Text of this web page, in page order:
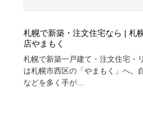
札幌で新築・注文住宅なら | 札
店やまもく
札幌で新築一戸建て・注文住宅・
は札幌市西区の「やまもく」へ。
などを多く手が...